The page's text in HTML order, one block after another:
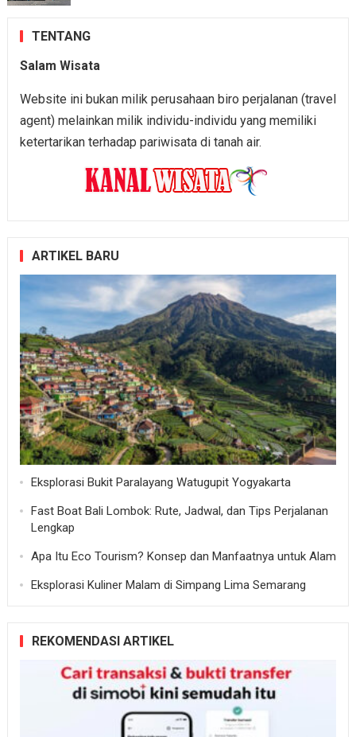
TENTANG
Salam Wisata
Website ini bukan milik perusahaan biro perjalanan (travel
agent) melainkan milik individu-individu yang memiliki
ketertarikan terhadap pariwisata di tanah air.
ARTIKEL BARU
Eksplorasi Bukit Paralayang Watugupit Yogyakarta
Fast Boat Bali Lombok: Rute, Jadwal, dan Tips Perjalanan
Lengkap
Apa Itu Eco Tourism? Konsep dan Manfaatnya untuk Alam
Eksplorasi Kuliner Malam di Simpang Lima Semarang
REKOMENDASI ARTIKEL